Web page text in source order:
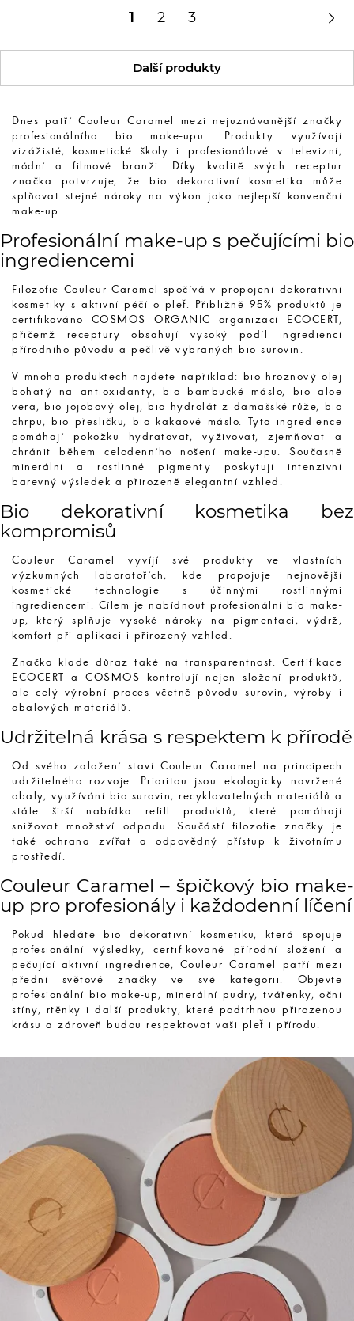
1 2 3 
Další produkty
Dnes patří Couleur Caramel mezi nejuznávanější značky
profesionálního bio make-upu. Produkty využívají
vizážisté, kosmetické školy i profesionálové v televizní,
módní a filmové branži. Díky kvalitě svých receptur
značka potvrzuje, že bio dekorativní kosmetika může
splňovat stejné nároky na výkon jako nejlepší konvenční
make-up.
Profesionální make-up s pečujícími bio
ingrediencemi
Filozofie Couleur Caramel spočívá v propojení dekorativní
kosmetiky s aktivní péčí o pleť. Přibližně 95% produktů je
certifikováno COSMOS ORGANIC organizací ECOCERT,
přičemž receptury obsahují vysoký podíl ingrediencí
přírodního původu a pečlivě vybraných bio surovin.
V mnoha produktech najdete například: bio hroznový olej
bohatý na antioxidanty, bio bambucké máslo, bio aloe
vera, bio jojobový olej, bio hydrolát z damašské růže, bio
chrpu, bio přesličku, bio kakaové máslo. Tyto ingredience
pomáhají pokožku hydratovat, vyživovat, zjemňovat a
chránit během celodenního nošení make-upu. Současně
minerální a rostlinné pigmenty poskytují intenzivní
barevný výsledek a přirozeně elegantní vzhled.
Bio dekorativní kosmetika bez
kompromisů
Couleur Caramel vyvíjí své produkty ve vlastních
výzkumných laboratořích, kde propojuje nejnovější
kosmetické technologie s účinnými rostlinnými
ingrediencemi. Cílem je nabídnout profesionální bio make-
up, který splňuje vysoké nároky na pigmentaci, výdrž,
komfort při aplikaci i přirozený vzhled.
Značka klade důraz také na transparentnost. Certifikace
ECOCERT a COSMOS kontrolují nejen složení produktů,
ale celý výrobní proces včetně původu surovin, výroby i
obalových materiálů.
Udržitelná krása s respektem k přírodě
Od svého založení staví Couleur Caramel na principech
udržitelného rozvoje. Prioritou jsou ekologicky navržené
obaly, využívání bio surovin, recyklovatelných materiálů a
stále širší nabídka refill produktů, které pomáhají
snižovat množství odpadu. Součástí filozofie značky je
také ochrana zvířat a odpovědný přístup k životnímu
prostředí.
Couleur Caramel – špičkový bio make-
up pro profesionály i každodenní líčení
Pokud hledáte bio dekorativní kosmetiku, která spojuje
profesionální výsledky, certifikované přírodní složení a
pečující aktivní ingredience, Couleur Caramel patří mezi
přední světové značky ve své kategorii. Objevte
profesionální bio make-up, minerální pudry, tvářenky, oční
stíny, rtěnky i další produkty, které podtrhnou přirozenou
krásu a zároveň budou respektovat vaši pleť i přírodu.